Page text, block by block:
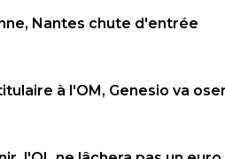
Nantes chute d'entrée
à l'OM, Genesio va